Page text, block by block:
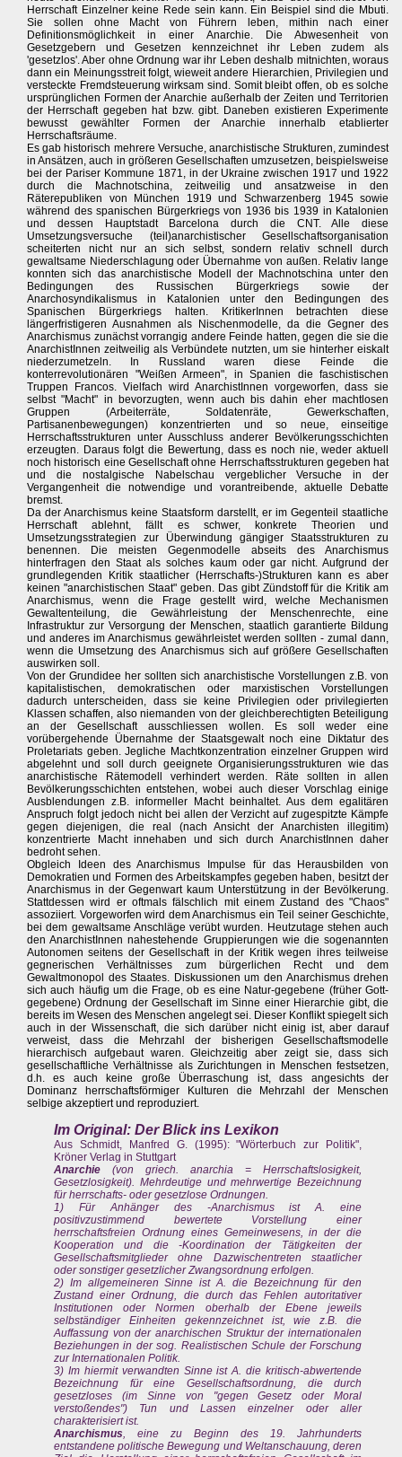
Herrschaft Einzelner keine Rede sein kann. Ein Beispiel sind die Mbuti.
Sie sollen ohne Macht von Führern leben, mithin nach einer
Definitionsmöglichkeit in einer Anarchie. Die Abwesenheit von
Gesetzgebern und Gesetzen kennzeichnet ihr Leben zudem als
'gesetzlos'. Aber ohne Ordnung war ihr Leben deshalb mitnichten, woraus
dann ein Meinungsstreit folgt, wieweit andere Hierarchien, Privilegien und
versteckte Fremdsteuerung wirksam sind. Somit bleibt offen, ob es solche
ursprünglichen Formen der Anarchie außerhalb der Zeiten und Territorien
der Herrschaft gegeben hat bzw. gibt. Daneben existieren Experimente
bewusst gewählter Formen der Anarchie innerhalb etablierter
Herrschaftsräume.
Es gab historisch mehrere Versuche, anarchistische Strukturen, zumindest
in Ansätzen, auch in größeren Gesellschaften umzusetzen, beispielsweise
bei der Pariser Kommune 1871, in der Ukraine zwischen 1917 und 1922
durch die Machnotschina, zeitweilig und ansatzweise in den
Räterepubliken von München 1919 und Schwarzenberg 1945 sowie
während des spanischen Bürgerkriegs von 1936 bis 1939 in Katalonien
und dessen Hauptstadt Barcelona durch die CNT. Alle diese
Umsetzungsversuche (teil)anarchistischer Gesellschaftsorganisation
scheiterten nicht nur an sich selbst, sondern relativ schnell durch
gewaltsame Niederschlagung oder Übernahme von außen. Relativ lange
konnten sich das anarchistische Modell der Machnotschina unter den
Bedingungen des Russischen Bürgerkriegs sowie der
Anarchosyndikalismus in Katalonien unter den Bedingungen des
Spanischen Bürgerkriegs halten. KritikerInnen betrachten diese
längerfristigeren Ausnahmen als Nischenmodelle, da die Gegner des
Anarchismus zunächst vorrangig andere Feinde hatten, gegen die sie die
AnarchistInnen zeitweilig als Verbündete nutzten, um sie hinterher eiskalt
niederzumetzeln. In Russland waren diese Feinde die
konterrevolutionären "Weißen Armeen", in Spanien die faschistischen
Truppen Francos. Vielfach wird AnarchistInnen vorgeworfen, dass sie
selbst "Macht" in bevorzugten, wenn auch bis dahin eher machtlosen
Gruppen (Arbeiterräte, Soldatenräte, Gewerkschaften,
Partisanenbewegungen) konzentrierten und so neue, einseitige
Herrschaftsstrukturen unter Ausschluss anderer Bevölkerungsschichten
erzeugten. Daraus folgt die Bewertung, dass es noch nie, weder aktuell
noch historisch eine Gesellschaft ohne Herrschaftsstrukturen gegeben hat
und die nostalgische Nabelschau vergeblicher Versuche in der
Vergangenheit die notwendige und vorantreibende, aktuelle Debatte
bremst.
Da der Anarchismus keine Staatsform darstellt, er im Gegenteil staatliche
Herrschaft ablehnt, fällt es schwer, konkrete Theorien und
Umsetzungsstrategien zur Überwindung gängiger Staatsstrukturen zu
benennen. Die meisten Gegenmodelle abseits des Anarchismus
hinterfragen den Staat als solches kaum oder gar nicht. Aufgrund der
grundlegenden Kritik staatlicher (Herrschafts-)Strukturen kann es aber
keinen "anarchistischen Staat" geben. Das gibt Zündstoff für die Kritik am
Anarchismus, wenn die Frage gestellt wird, welche Mechanismen
Gewaltenteilung, die Gewährleistung der Menschenrechte, eine
Infrastruktur zur Versorgung der Menschen, staatlich garantierte Bildung
und anderes im Anarchismus gewährleistet werden sollten - zumal dann,
wenn die Umsetzung des Anarchismus sich auf größere Gesellschaften
auswirken soll.
Von der Grundidee her sollten sich anarchistische Vorstellungen z.B. von
kapitalistischen, demokratischen oder marxistischen Vorstellungen
dadurch unterscheiden, dass sie keine Privilegien oder privilegierten
Klassen schaffen, also niemanden von der gleichberechtigten Beteiligung
an der Gesellschaft ausschliessen wollen. Es soll weder eine
vorübergehende Übernahme der Staatsgewalt noch eine Diktatur des
Proletariats geben. Jegliche Machtkonzentration einzelner Gruppen wird
abgelehnt und soll durch geeignete Organisierungsstrukturen wie das
anarchistische Rätemodell verhindert werden. Räte sollten in allen
Bevölkerungsschichten entstehen, wobei auch dieser Vorschlag einige
Ausblendungen z.B. informeller Macht beinhaltet. Aus dem egalitären
Anspruch folgt jedoch nicht bei allen der Verzicht auf zugespitzte Kämpfe
gegen diejenigen, die real (nach Ansicht der Anarchisten illegitim)
konzentrierte Macht innehaben und sich durch AnarchistInnen daher
bedroht sehen.
Obgleich Ideen des Anarchismus Impulse für das Herausbilden von
Demokratien und Formen des Arbeitskampfes gegeben haben, besitzt der
Anarchismus in der Gegenwart kaum Unterstützung in der Bevölkerung.
Stattdessen wird er oftmals fälschlich mit einem Zustand des "Chaos"
assoziiert. Vorgeworfen wird dem Anarchismus ein Teil seiner Geschichte,
bei dem gewaltsame Anschläge verübt wurden. Heutzutage stehen auch
den AnarchistInnen nahestehende Gruppierungen wie die sogenannten
Autonomen seitens der Gesellschaft in der Kritik wegen ihres teilweise
gegnerischen Verhältnisses zum bürgerlichen Recht und dem
Gewaltmonopol des Staates. Diskussionen um den Anarchismus drehen
sich auch häufig um die Frage, ob es eine Natur-gegebene (früher Gott-
gegebene) Ordnung der Gesellschaft im Sinne einer Hierarchie gibt, die
bereits im Wesen des Menschen angelegt sei. Dieser Konflikt spiegelt sich
auch in der Wissenschaft, die sich darüber nicht einig ist, aber darauf
verweist, dass die Mehrzahl der bisherigen Gesellschaftsmodelle
hierarchisch aufgebaut waren. Gleichzeitig aber zeigt sie, dass sich
gesellschaftliche Verhältnisse als Zurichtungen in Menschen festsetzen,
d.h. es auch keine große Überraschung ist, dass angesichts der
Dominanz herrschaftsförmiger Kulturen die Mehrzahl der Menschen
selbige akzeptiert und reproduziert.
Im Original: Der Blick ins Lexikon
Aus Schmidt, Manfred G. (1995): "Wörterbuch zur Politik",
Kröner Verlag in Stuttgart
Anarchie (von griech. anarchia = Herrschaftslosigkeit,
Gesetzlosigkeit). Mehrdeutige und mehrwertige Bezeichnung
für herrschafts- oder gesetzlose Ordnungen.
1) Für Anhänger des -Anarchismus ist A. eine
positivzustimmend bewertete Vorstellung einer
herrschaftsfreien Ordnung eines Gemeinwesens, in der die
Kooperation und die -Koordination der Tätigkeiten der
Gesellschaftsmitglieder ohne Dazwischentreten staatlicher
oder sonstiger gesetzlicher Zwangsordnung erfolgen.
2) Im allgemeineren Sinne ist A. die Bezeichnung für den
Zustand einer Ordnung, die durch das Fehlen autoritativer
Institutionen oder Normen oberhalb der Ebene jeweils
selbständiger Einheiten gekennzeichnet ist, wie z.B. die
Auffassung von der anarchischen Struktur der internationalen
Beziehungen in der sog. Realistischen Schule der Forschung
zur Internationalen Politik.
3) Im hiermit verwandten Sinne ist A. die kritisch-abwertende
Bezeichnung für eine Gesellschaftsordnung, die durch
gesetzloses (im Sinne von "gegen Gesetz oder Moral
verstoßendes") Tun und Lassen einzelner oder aller
charakterisiert ist.
Anarchismus, eine zu Beginn des 19. Jahrhunderts
entstandene politische Bewegung und Weltanschauung, deren